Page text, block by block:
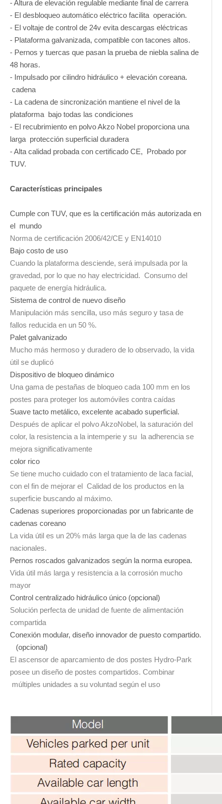
- Altura de elevación regulable mediante final de carrera
- El desbloqueo automático eléctrico facilita operación.
- El voltaje de control de 24v evita descargas eléctricas
- Plataforma galvanizada, compatible con tacones altos.
- Pernos y tuercas que pasan la prueba de niebla salina de
48 horas.
- Impulsado por cilindro hidráulico + elevación coreana.
cadena
- La cadena de sincronización mantiene el nivel de la
plataforma bajo todas las condiciones
- El recubrimiento en polvo Akzo Nobel proporciona una
larga protección superficial duradera
- Alta calidad probada con certificado CE, Probado por
TUV.
Características principales
Cumple con TUV, que es la certificación más autorizada en
el mundo
Norma de certificación 2006/42/CE y EN14010
Bajo costo de uso
Cuando la plataforma desciende, será impulsada por la
gravedad, por lo que no hay electricidad. Consumo del
paquete de energía hidráulica.
Sistema de control de nuevo diseño
Manipulación más sencilla, uso más seguro y tasa de
fallos reducida en un 50 %.
Palet galvanizado
Mucho más hermoso y duradero de lo observado, la vida
útil se duplicó
Dispositivo de bloqueo dinámico
Una gama de pestañas de bloqueo cada 100 mm en los
postes para proteger los automóviles contra caídas
Suave tacto metálico, excelente acabado superficial.
Después de aplicar el polvo AkzoNobel, la saturación del
color, la resistencia a la intemperie y su la adherencia se
mejora significativamente
color rico
Se tiene mucho cuidado con el tratamiento de laca facial,
con el fin de mejorar el Calidad de los productos en la
superficie buscando al máximo.
Cadenas superiores proporcionadas por un fabricante de
cadenas coreano
La vida útil es un 20% más larga que la de las cadenas
nacionales.
Pernos roscados galvanizados según la norma europea.
Vida útil más larga y resistencia a la corrosión mucho
mayor
Control centralizado hidráulico único (opcional)
Solución perfecta de unidad de fuente de alimentación
compartida
Conexión modular, diseño innovador de puesto compartido.
(opcional)
El ascensor de aparcamiento de dos postes Hydro-Park
posee un diseño de postes compartidos. Combinar
múltiples unidades a su voluntad según el uso